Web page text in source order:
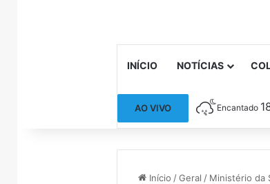
INÍCIO NOTÍCIAS
AO VIVO Encantado
Início / Geral / Ministério da